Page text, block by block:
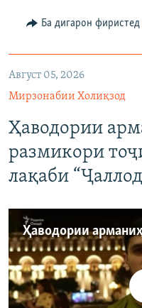
Ба дигарон фиристед
Август 05, 2026
Мирзонабии Холиқзод
Ҳаводории
размикори
лақаби
Феълан